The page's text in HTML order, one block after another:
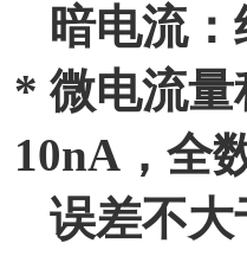
暗电流：
* 微电流量
10nA，全
误差不大